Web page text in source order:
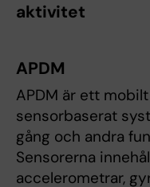
aktivitet
APDM
APDM är ett mobilt
sensorbaserat
gång och andra
Sensorerna
accelerometrar,